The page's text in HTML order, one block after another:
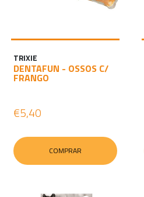
TRIXIE
DENTAFUN - OSSOS C/
FRANGO
€5,40
COMPRAR